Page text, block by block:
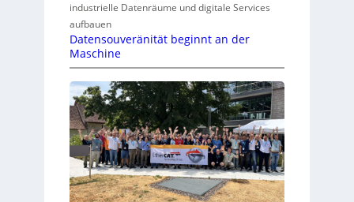
industrielle Datenräume und digitale Services
aufbauen
Datensouveränität beginnt an der
Maschine